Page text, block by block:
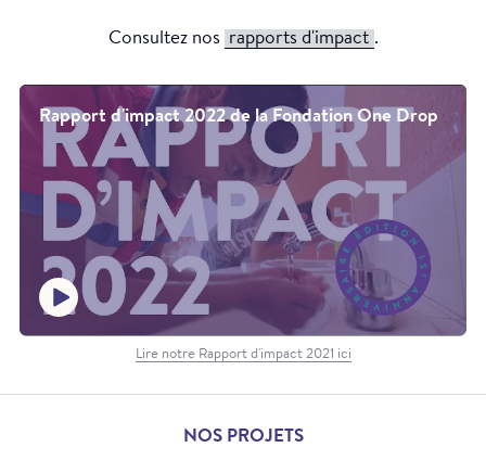
Consultez nos rapports d'impact .
Rapport d'impact 2022 de la Fondation One Drop
Lire notre Rapport d'impact 2021 ici
NOS PROJETS